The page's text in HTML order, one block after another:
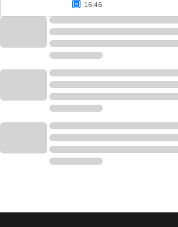
16:46